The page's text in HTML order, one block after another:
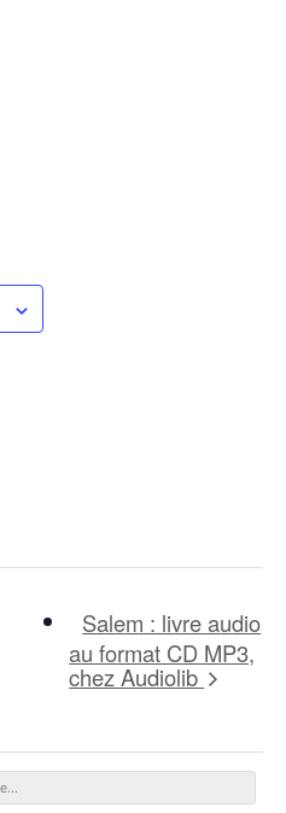
Salem : livre audio
au format CD MP3,
chez Audiolib